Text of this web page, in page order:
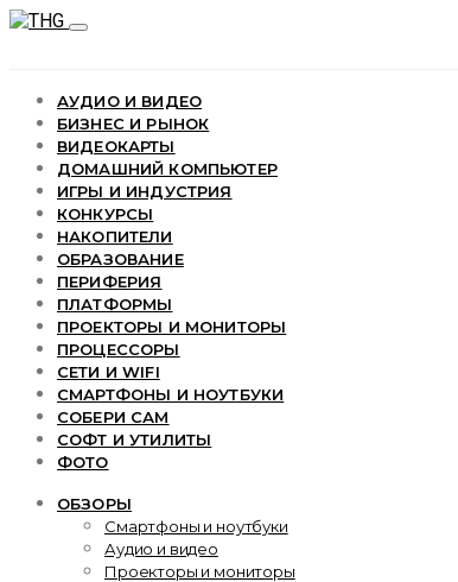
АУДИО И ВИДЕО
БИЗНЕС И РЫНОК
ВИДЕОКАРТЫ
ДОМАШНИЙ КОМПЬЮТЕР
ИГРЫ И ИНДУСТРИЯ
КОНКУРСЫ
НАКОПИТЕЛИ
ОБРАЗОВАНИЕ
ПЕРИФЕРИЯ
ПЛАТФОРМЫ
ПРОЕКТОРЫ И МОНИТОРЫ
ПРОЦЕССОРЫ
СЕТИ И WIFI
СМАРТФОНЫ И НОУТБУКИ
СОБЕРИ САМ
СОФТ И УТИЛИТЫ
ФОТО
ОБЗОРЫ
Смартфоны и ноутбуки
Аудио и видео
Проекторы и мониторы